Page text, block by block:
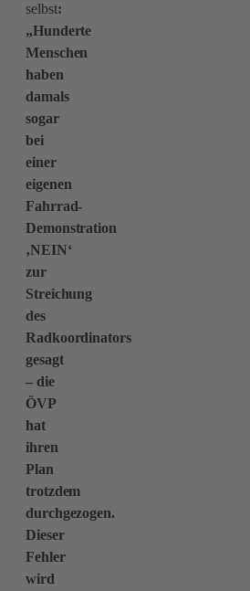
selbst:
„Hunderte
Menschen
haben
damals
sogar
bei
einer
eigenen
Fahrrad-
Demonstration
‚NEIN‘
zur
Streichung
des
Radkoordinators
gesagt
– die
ÖVP
hat
ihren
Plan
trotzdem
durchgezogen.
Dieser
Fehler
wird